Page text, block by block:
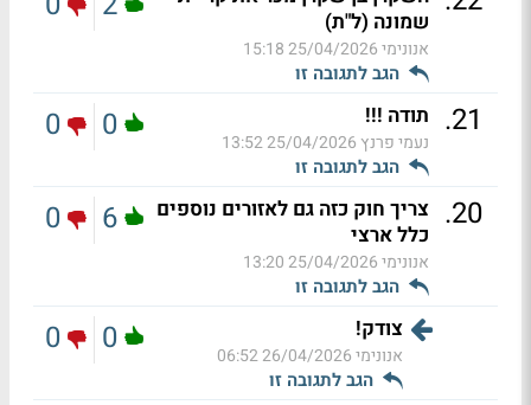
שמונה (ל"ת)
אנונימי25/04/2026 15:18
הגב לתגובה זו
21
. תודה !!!
נעמי פרנץ 25/04/2026 13:52
הגב לתגובה זו
0
0
20
. צריך חוק כזה גם לאזורים נוספים
כלל ארצי
אנונימי25/04/2026 13:20
הגב לתגובה זו
6
0
צודק!
אנונימי26/04/2026 06:52
הגב לתגובה זו
0
0